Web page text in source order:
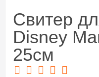
Свитер
Disney
25см